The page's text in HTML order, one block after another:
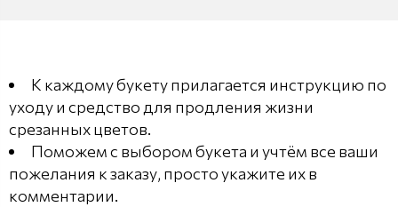
К каждому букету прилагается инструкцию по
уходу и средство для продления жизни
срезанных цветов.
Поможем с выбором букета и учтём все ваши
пожелания к заказу, просто укажите их в
комментарии.